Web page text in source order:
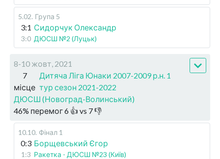
5.02. Група 5
3:1 Сидорчук Олександр
3:0 ДЮСШ №2 (Луцьк)
8-10 жовт, 2021
7
місце
Дитяча Ліга Юнаки 2007-2009 р.н. 1
тур сезон 2021-2022
ДЮСШ (Новоград-Волинський)
46% перемог6 👍 vs 7👎
10.10. Фінал 1
0:3 Борщевський Єгор
1:3 Ракетка - ДЮСШ №23 (Київ)